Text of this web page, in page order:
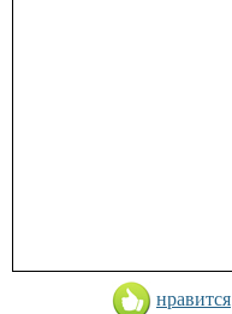
нравится